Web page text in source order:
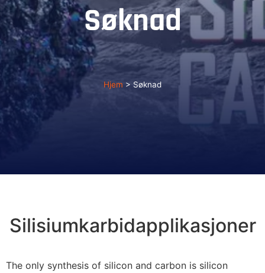
Søknad
Hjem > Søknad
Silisiumkarbidapplikasjoner
The only synthesis of silicon and carbon is silicon